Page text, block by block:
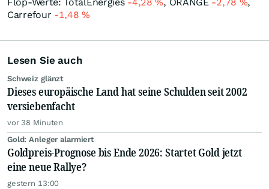
Carrefour -1,48%
Lesen Sie auch
Schweiz glänzt
Dieses europäische Land hat seine Schulden seit 2002
versiebenfacht
vor 38 Minuten
Gold: Anleger alarmiert
Goldpreis-Prognose bis Ende 2026: Startet Gold jetzt
eine neue Rallye?
gestern 13:00